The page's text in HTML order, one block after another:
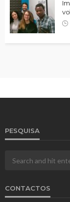
PESQUISA
CONTACTOS